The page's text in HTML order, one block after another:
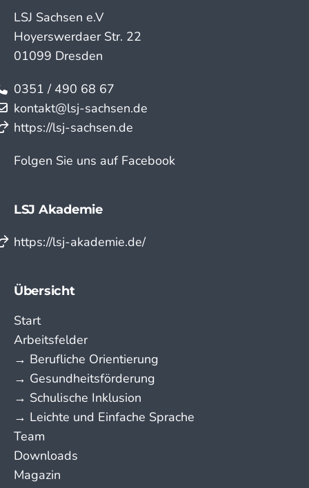
LSJ Sachsen e.V
Hoyerswerdaer Str. 22
01099 Dresden
0351 / 490 68 67
kontakt@lsj-sachsen.de
https://lsj-sachsen.de
Folgen Sie uns auf Facebook
LSJ Akademie
https://lsj-akademie.de/
Übersicht
Start
Arbeitsfelder
→ Berufliche Orientierung
→ Gesundheitsförderung
→ Schulische Inklusion
→ Leichte und Einfache Sprache
Team
Downloads
Magazin